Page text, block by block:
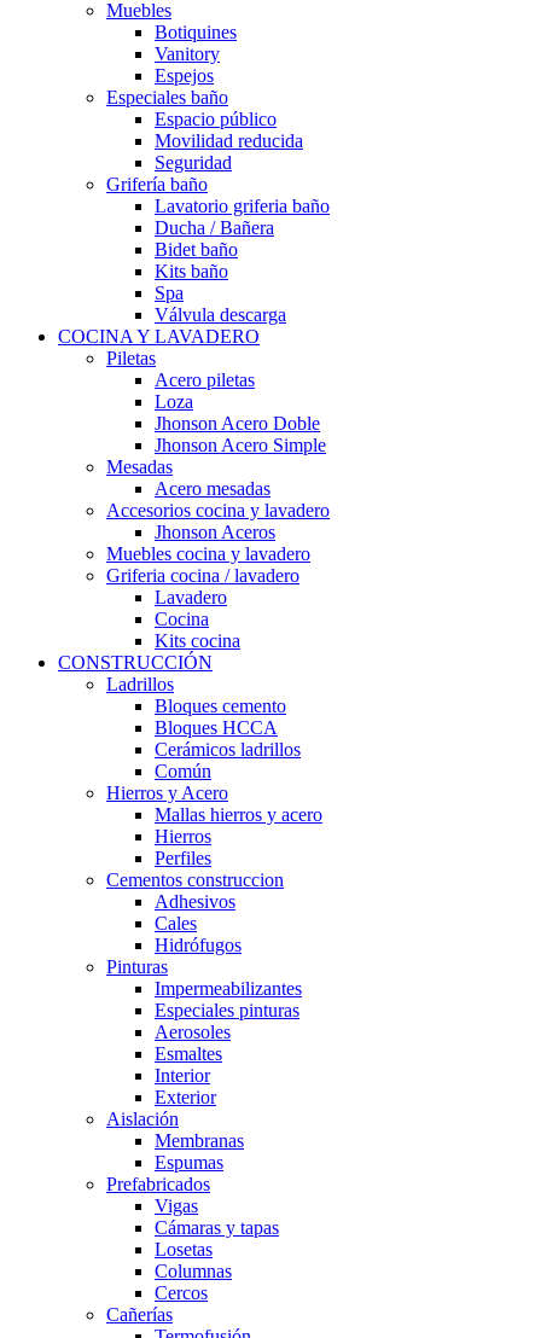
Muebles
Botiquines
Vanitory
Espejos
Especiales baño
Espacio público
Movilidad reducida
Seguridad
Grifería baño
Lavatorio griferia baño
Ducha / Bañera
Bidet baño
Kits baño
Spa
Válvula descarga
COCINA Y LAVADERO
Piletas
Acero piletas
Loza
Jhonson Acero Doble
Jhonson Acero Simple
Mesadas
Acero mesadas
Accesorios cocina y lavadero
Jhonson Aceros
Muebles cocina y lavadero
Griferia cocina / lavadero
Lavadero
Cocina
Kits cocina
CONSTRUCCIÓN
Ladrillos
Bloques cemento
Bloques HCCA
Cerámicos ladrillos
Común
Hierros y Acero
Mallas hierros y acero
Hierros
Perfiles
Cementos construccion
Adhesivos
Cales
Hidrófugos
Pinturas
Impermeabilizantes
Especiales pinturas
Aerosoles
Esmaltes
Interior
Exterior
Aislación
Membranas
Espumas
Prefabricados
Vigas
Cámaras y tapas
Losetas
Columnas
Cercos
Cañerías